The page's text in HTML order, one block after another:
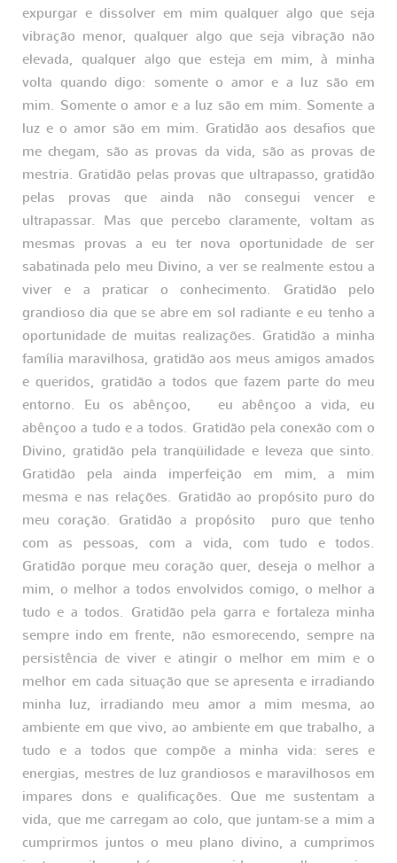
expurgar e dissolver em mim qualquer algo que seja
vibração menor, qualquer algo que seja vibração não
elevada, qualquer algo que esteja em mim, à minha
volta quando digo: somente o amor e a luz são em
mim. Somente o amor e a luz são em mim. Somente a
luz e o amor são em mim. Gratidão aos desafios que
me chegam, são as provas da vida, são as provas de
mestria. Gratidão pelas provas que ultrapasso, gratidão
pelas provas que ainda não consegui vencer e
ultrapassar. Mas que percebo claramente, voltam as
mesmas provas a eu ter nova oportunidade de ser
sabatinada pelo meu Divino, a ver se realmente estou a
viver e a praticar o conhecimento. Gratidão pelo
grandioso dia que se abre em sol radiante e eu tenho a
oportunidade de muitas realizações. Gratidão a minha
família maravilhosa, gratidão aos meus amigos amados
e queridos, gratidão a todos que fazem parte do meu
entorno. Eu os abênçoo, eu abênçoo a vida, eu
abênçoo a tudo e a todos. Gratidão pela conexão com o
Divino, gratidão pela tranqüilidade e leveza que sinto.
Gratidão pela ainda imperfeição em mim, a mim
mesma e nas relações. Gratidão ao propósito puro do
meu coração. Gratidão a propósito puro que tenho
com as pessoas, com a vida, com tudo e todos.
Gratidão porque meu coração quer, deseja o melhor a
mim, o melhor a todos envolvidos comigo, o melhor a
tudo e a todos. Gratidão pela garra e fortaleza minha
sempre indo em frente, não esmorecendo, sempre na
persistência de viver e atingir o melhor em mim e o
melhor em cada situação que se apresenta e irradiando
minha luz, irradiando meu amor a mim mesma, ao
ambiente em que vivo, ao ambiente em que trabalho, a
tudo e a todos que compõe a minha vida: seres e
energias, mestres de luz grandiosos e maravilhosos em
impares dons e qualificações. Que me sustentam a
vida, que me carregam ao colo, que juntam-se a mim a
cumprirmos juntos o meu plano divino, a cumprimos